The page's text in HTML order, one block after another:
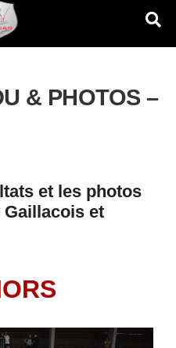
& PHOTOS –
et les photos
et